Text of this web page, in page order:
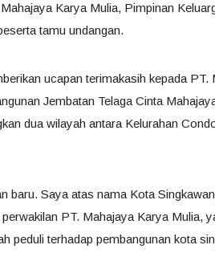
Karya Mulia, Pimpinan
tamu undangan.
ucapan terimakasih kepada PT.
Jembatan Telaga Cinta
dua wilayah antara Kelurahan
baru. Saya atas nama Kota
PT. Mahajaya Karya Mulia,
peduli terhadap pembangunan kota